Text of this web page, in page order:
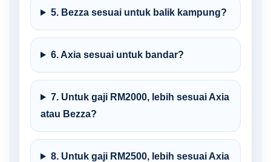
5. Bezza sesuai untuk balik kampung?
6. Axia sesuai untuk bandar?
7. Untuk gaji RM2000, lebih sesuai Axia
atau Bezza?
8. Untuk gaji RM2500, lebih sesuai Axia